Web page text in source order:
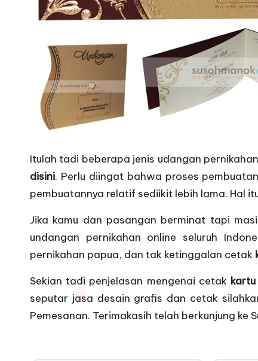
Itulah tadi beberapa jenis udangan
disini. Perlu diingat bahwa proses
pembuatannya relatif sediikit lebih lama. Hal
Jika kamu dan pasangan berminat tapi
undangan pernikahan online seluruh
pernikahan papua, dan tak ketinggalan cetak
Sekian tadi penjelasan mengenai cetak
seputar jasa desain grafis dan cetak
Pemesanan. Terimakasih telah berkunjung ke